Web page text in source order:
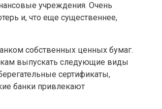
учреждения. Очень
и, что еще существеннее,
собственных ценных бумаг.
выпускать следующие виды
сертификаты,
банки привлекают